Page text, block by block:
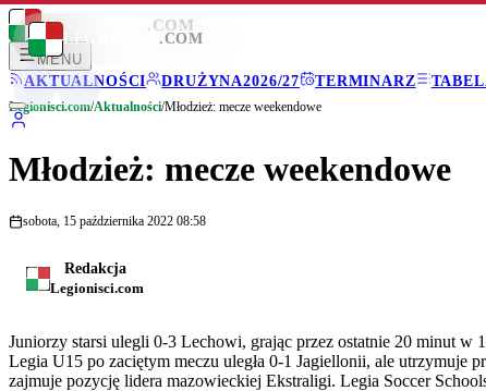
LEGIONISCI .COM
MENU
AKTUALNOŚCI
DRUŻYNA2026/27 TERMINARZ
LEGIONISCI .COM
Legionisci.com/Aktualności/Młodzież: mecze weekendowe
Młodzież: mecze weekendowe
sobota, 15 października 2022 08:58
Redakcja
Legionisci.com
Juniorzy starsi ulegli 0-3 Lechowi, grając przez ostatnie 20 minut w
Legia U15 po zaciętym meczu uległa 0-1 Jagiellonii, ale utrzymuje
zajmuje pozycję lidera mazowieckiej Ekstraligi. Legia Soccer